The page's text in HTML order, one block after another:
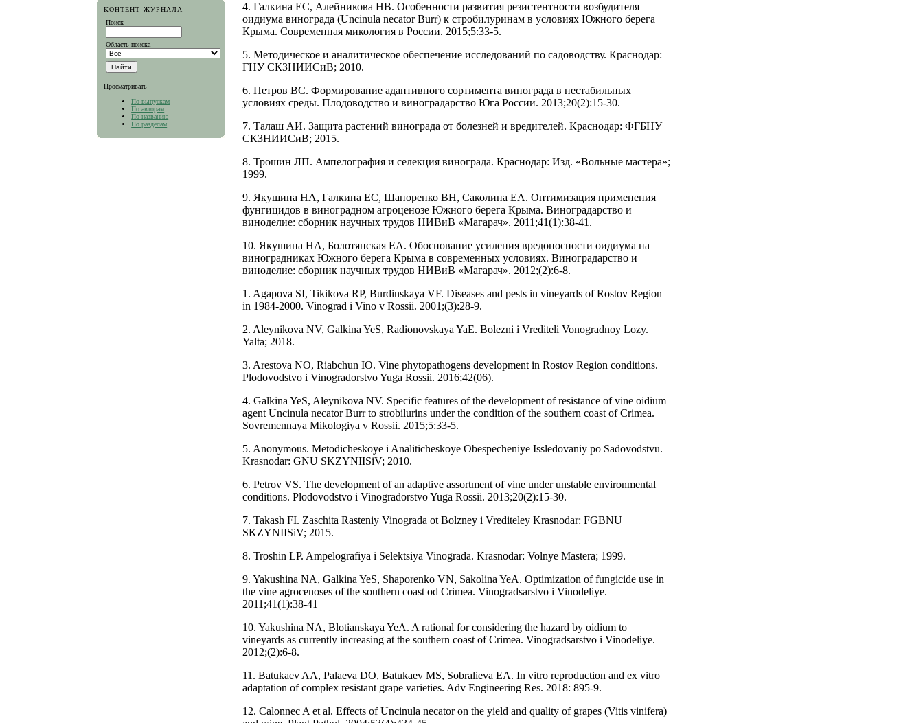
КОНТЕНТ ЖУРНАЛА
Поиск
Область поиска
Просматривать
По выпускам
По авторам
По названию
По разделам
4. Галкина ЕС, Алейникова НВ. Особенности развития резистентности возбудителя
оидиума винограда (Uncinula necator Burr) к стробилуринам в условиях Южного берега
Крыма. Современная микология в России. 2015;5:33-5.
5. Методическое и аналитическое обеспечение исследований по садоводству. Краснодар:
ГНУ СКЗНИИСиВ; 2010.
6. Петров ВС. Формирование адаптивного сортимента винограда в нестабильных
условиях среды. Плодоводство и виноградарство Юга России. 2013;20(2):15-30.
7. Талаш АИ. Защита растений винограда от болезней и вредителей. Краснодар: ФГБНУ
СКЗНИИСиВ; 2015.
8. Трошин ЛП. Ампелография и селекция винограда. Краснодар: Изд. «Вольные мастера»;
1999.
9. Якушина НА, Галкина ЕС, Шапоренко ВН, Саколина ЕА. Оптимизация применения
фунгицидов в виноградном агроценозе Южного берега Крыма. Виноградарство и
виноделие: сборник научных трудов НИВиВ «Магарач». 2011;41(1):38-41.
10. Якушина НА, Болотянская ЕА. Обоснование усиления вредоносности оидиума на
виноградниках Южного берега Крыма в современных условиях. Виноградарство и
виноделие: сборник научных трудов НИВиВ «Магарач». 2012;(2):6-8.
1. Agapova SI, Tikikova RP, Burdinskaya VF. Diseases and pests in vineyards of Rostov Region
in 1984-2000. Vinograd i Vino v Rossii. 2001;(3):28-9.
2. Aleynikova NV, Galkina YeS, Radionovskaya YaE. Bolezni i Vrediteli Vonogradnoy Lozy.
Yalta; 2018.
3. Arestova NO, Riabchun IO. Vine phytopathogens development in Rostov Region conditions.
Plodovodstvo i Vinogradorstvo Yuga Rossii. 2016;42(06).
4. Galkina YeS, Aleynikova NV. Specific features of the development of resistance of vine oidium
agent Uncinula necator Burr to strobilurins under the condition of the southern coast of Crimea.
Sovremennaya Mikologiya v Rossii. 2015;5:33-5.
5. Anonymous. Metodicheskoye i Analiticheskoye Obespecheniye Issledovaniy po Sadovodstvu.
Krasnodar: GNU SKZYNIISiV; 2010.
6. Petrov VS. The development of an adaptive assortment of vine under unstable environmental
conditions. Plodovodstvo i Vinogradorstvo Yuga Rossii. 2013;20(2):15-30.
7. Takash FI. Zaschita Rasteniy Vinograda ot Bolzney i Vrediteley Krasnodar: FGBNU
SKZYNIISiV; 2015.
8. Troshin LP. Ampelografiya i Selektsiya Vinograda. Krasnodar: Volnye Mastera; 1999.
9. Yakushina NA, Galkina YeS, Shaporenko VN, Sakolina YeA. Optimization of fungicide use in
the vine agrocenoses of the southern coast od Crimea. Vinogradsarstvo i Vinodeliye.
2011;41(1):38-41
10. Yakushina NA, Blotianskaya YeA. A rational for considering the hazard by oidium to
vineyards as currently increasing at the southern coast of Crimea. Vinogradsarstvo i Vinodeliye.
2012;(2):6-8.
11. Batukaev AA, Palaeva DО, Batukaev MS, Sobralieva EА. In vitro reproduction and ex vitro
adaptation of complex resistant grape varieties. Adv Engineering Res. 2018: 895-9.
12. Calonnec A et al. Effects of Uncinula necator on the yield and quality of grapes (Vitis vinifera)